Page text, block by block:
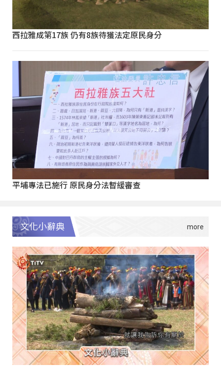
西拉雅成第17族 仍有8族待獲法定原民身分
平埔專法已施行 原民身分法暫緩審查
文化小辭典